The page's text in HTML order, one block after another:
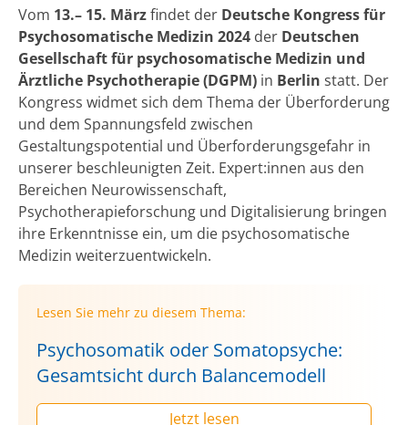
Vom 13.– 15. Märzfindet der Deutsche Kongress für
Psychosomatische Medizin 2024 der Deutschen
Gesellschaft für psychosomatische Medizin und
Ärztliche Psychotherapie (DGPM) in Berlin statt. Der
Kongress widmet sich dem Thema der Überforderung
und dem Spannungsfeld zwischen
Gestaltungspotential und Überforderungsgefahr in
unserer beschleunigten Zeit. Expert:innen aus den
Bereichen Neurowissenschaft,
Psychotherapieforschung und Digitalisierung bringen
ihre Erkenntnisse ein, um die psychosomatische
Medizin weiterzuentwickeln.
Lesen Sie mehr zu diesem Thema:
Psychosomatik oder Somatopsyche:
Gesamtsicht durch Balancemodell
Jetzt lesen